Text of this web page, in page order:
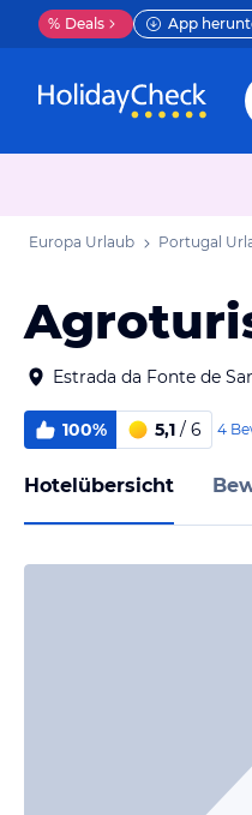
% Deals App
Europa Urlaub Portugal
Estrada da Fonte de
100% 5,1 / 6 4
Hotelübersicht